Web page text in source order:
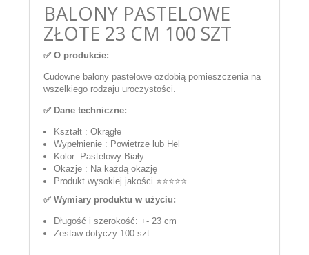
BALONY PASTELOWE
ZŁOTE 23 CM 100 SZT
✅ O produkcie:
Cudowne balony pastelowe ozdobią pomieszczenia na
wszelkiego rodzaju uroczystości.
✅ Dane techniczne:
Kształt : Okrągłe
Wypełnienie : Powietrze lub Hel
Kolor: Pastelowy Biały
Okazje : Na każdą okazję
Produkt wysokiej jakości ⭐⭐⭐⭐⭐
✅ Wymiary produktu w użyciu:
Długość i szerokość: +- 23 cm
Zestaw dotyczy 100 szt